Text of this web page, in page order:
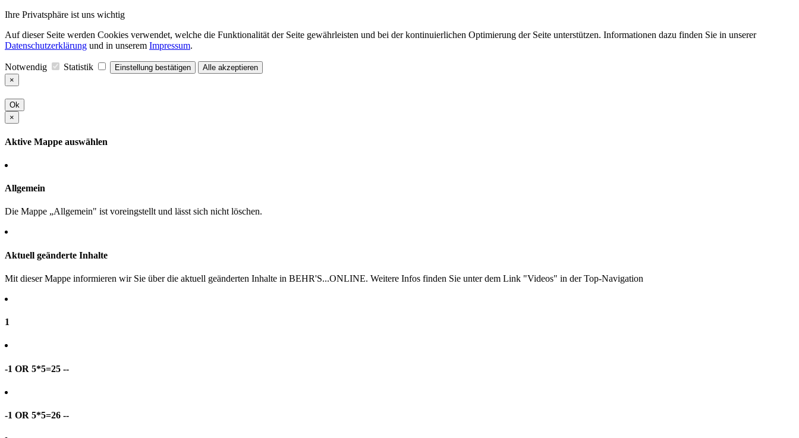
Ihre Privatsphäre ist uns wichtig
Auf dieser Seite werden Cookies verwendet, welche die Funktionalität der Seite gewährleisten und bei der kontinuierlichen Optimierung der Seite unterstützen. Informationen dazu finden Sie in unserer
Datenschutzerklärung und in unserem Impressum.
Notwendig Statistik Einstellung bestätigen
Alle akzeptieren
×
Ok
×
Aktive Mappe auswählen
Allgemein
Die Mappe „Allgemein" ist voreingstellt und lässt sich nicht löschen.
Aktuell geänderte Inhalte
Mit dieser Mappe informieren wir Sie über die aktuell geänderten Inhalte in BEHR'S...ONLINE. Weitere Infos finden Sie unter dem Link "Videos" in der Top-Navigation
1
-1 OR 5*5=25 --
-1 OR 5*5=26 --